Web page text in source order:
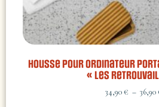
Housse Pour Ordinateur
« Les
34,90€ – 36,90